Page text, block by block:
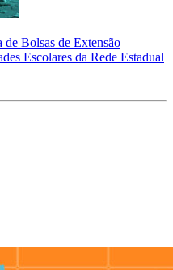
de Bolsas de Extensão
Escolares da Rede Estadual